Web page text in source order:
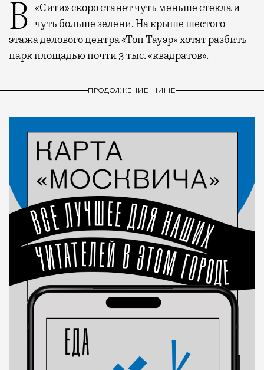
В «Сити» скоро станет чуть меньше стекла и чуть больше зелени. На крыше шестого
этажа делового центра «Топ Тауэр» хотят разбить
парк площадью почти 3 тыс. «квадратов».
ПРОДОЛЖЕНИЕ НИЖЕ